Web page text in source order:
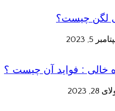
لگن چیست؟
5, 2023
خالی : فواید آن چیست ؟
2023